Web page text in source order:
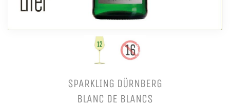
SPARKLING DÜRNBERG
BLANC DE BLANCS